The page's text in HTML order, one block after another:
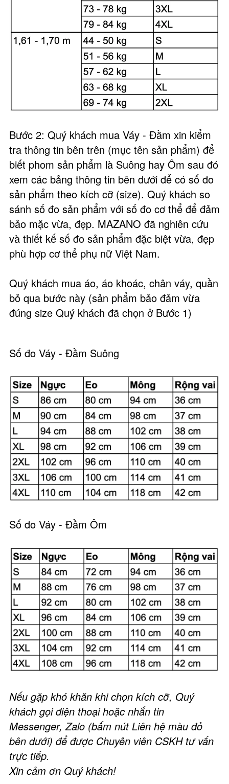
Bước 2: Quý khách mua Váy - Đầm xin kiểm
tra thông tin bên trên (mục tên sản phẩm) để
biết phom sản phẩm là Suông hay Ôm sau đó
xem các bảng thông tin bên dưới để có số đo
sản phẩm theo kích cỡ (size). Quý khách so
sánh số đo sản phẩm với số đo cơ thể để đảm
bảo mặc vừa, đẹp. MAZANO đã nghiên cứu
và thiết kế số đo sản phẩm đặc biệt vừa, đẹp
phù hợp cơ thể phụ nữ Việt Nam.
Quý khách mua áo, áo khoác, chân váy, quần
bỏ qua bước này (sản phẩm bảo đảm vừa
đúng size Quý khách đã chọn ở Bước 1)
Số đo Váy - Đầm Suông
Số đo Váy - Đầm Ôm
Nếu gặp khó khăn khi chọn kích cỡ, Quý
khách gọi điện thoại hoặc nhắn tin
Messenger, Zalo (bấm nút Liên hệ màu đỏ
bên dưới) để được Chuyên viên CSKH tư vấn
trực tiếp.
Xin cảm ơn Quý khách!